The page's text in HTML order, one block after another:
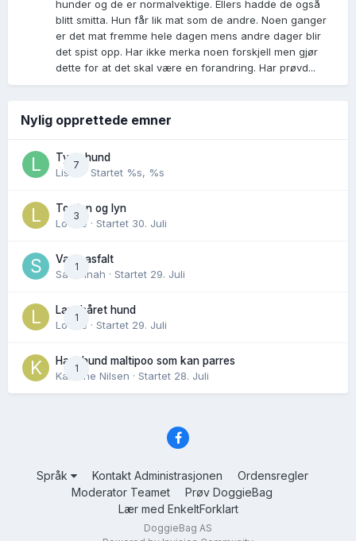
hunder og de er normalvektige. Ellers hadde de også
blitt smitta. Hun får lik mat som de andre. Noen ganger
er det mat fremme hele dagen mens andre dager blir
det spist opp. Har ikke merka noen forskjell men gjør
dette for at det skal være en forandring. Har prøvd...
Nylig opprettede emner
7
Tynn hund
Lisen
· Startet %s, %s
3
Torden og lyn
Lovise · Startet 30. Juli
1
Varm asfalt
Savannah · Startet 29. Juli
1
Langhåret hund
Lovise · Startet 29. Juli
1
Hannhund maltipoo som kan parres
Karoline Nilsen · Startet 28. Juli
Språk Kontakt Administrasjonen
Ordensregler
Moderator Teamet
Prøv DoggieBag
Lær med EnkeltForklart
DoggieBag AS